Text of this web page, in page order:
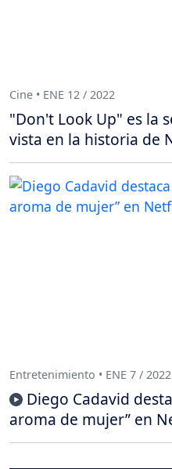
Cine • ENE 12 / 2022
"Don't Look Up" es la
vista en la historia de
Entretenimiento • ENE 7 / 2022
Diego Cadavid
aroma de mujer” en